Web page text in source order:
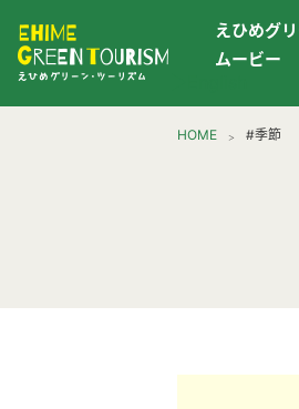
えひめグ
ムービー
HOME #季節